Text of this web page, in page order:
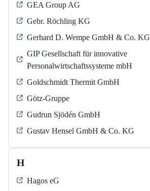
GEA Group AG
Gebr. Röchling KG
Gerhard D. Wempe GmbH & Co. KG
GIP Gesellschaft für innovative
Personalwirtschaftssysteme mbH
Goldschmidt Thermit GmbH
Götz-Gruppe
Gudrun Sjödén GmbH
Gustav Hensel GmbH & Co. KG
H
Hagos eG